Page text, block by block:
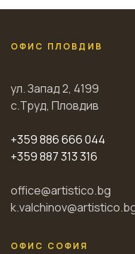
ОФИС ПЛОВДИВ
ул. Запад 2, 4199
с.Труд, Пловдив
+359 886 666 044
+359 887 313 316
office@artistico.bg
ОФИС СОФИЯ